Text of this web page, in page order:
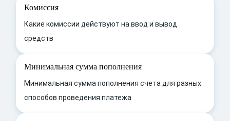
Комиссия
Какие комиссии действуют на ввод и вывод
средств
Минимальная сумма пополнения
Минимальная сумма пополнения счета для разных
способов проведения платежа